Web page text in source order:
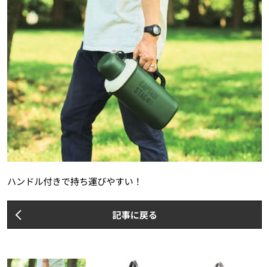
ハンドル付きで持ち運びやすい！
記事に戻る